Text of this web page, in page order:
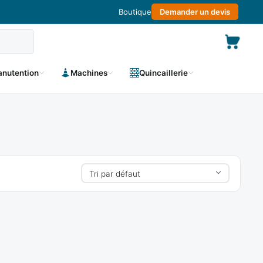
Boutique Demander un devis
Machines Quincaillerie